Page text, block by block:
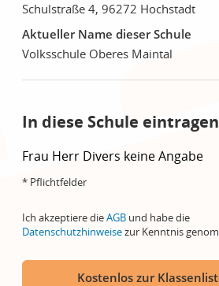
Schulstraße 4, 96272 Hochstadt
Aktueller Name dieser Schule
Volksschule Oberes Maintal
In diese Schule eintragen
Frau Herr Divers keine Angabe
* Pflichtfelder
Ich akzeptiere dieAGB und habe die
Datenschutzhinweisezur Kenntnis
Kostenlos zur